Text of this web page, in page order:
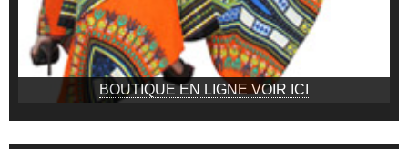
BOUTIQUE EN LIGNE VOIR ICI